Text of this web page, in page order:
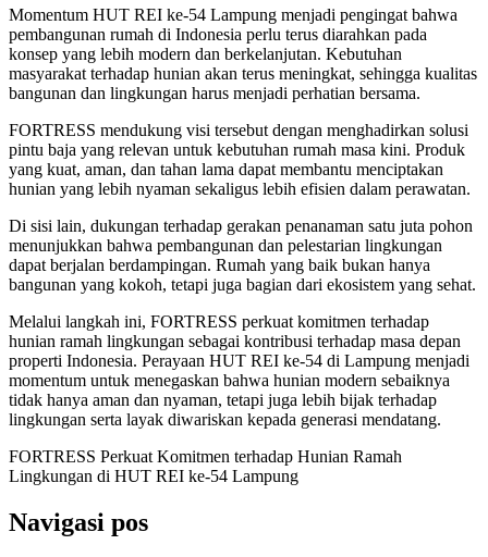
Momentum HUT REI ke-54 Lampung menjadi pengingat bahwa
pembangunan rumah di Indonesia perlu terus diarahkan pada
konsep yang lebih modern dan berkelanjutan. Kebutuhan
masyarakat terhadap hunian akan terus meningkat, sehingga kualitas
bangunan dan lingkungan harus menjadi perhatian bersama.
FORTRESS mendukung visi tersebut dengan menghadirkan solusi
pintu baja yang relevan untuk kebutuhan rumah masa kini. Produk
yang kuat, aman, dan tahan lama dapat membantu menciptakan
hunian yang lebih nyaman sekaligus lebih efisien dalam perawatan.
Di sisi lain, dukungan terhadap gerakan penanaman satu juta pohon
menunjukkan bahwa pembangunan dan pelestarian lingkungan
dapat berjalan berdampingan. Rumah yang baik bukan hanya
bangunan yang kokoh, tetapi juga bagian dari ekosistem yang sehat.
Melalui langkah ini, FORTRESS perkuat komitmen terhadap
hunian ramah lingkungan sebagai kontribusi terhadap masa depan
properti Indonesia. Perayaan HUT REI ke-54 di Lampung menjadi
momentum untuk menegaskan bahwa hunian modern sebaiknya
tidak hanya aman dan nyaman, tetapi juga lebih bijak terhadap
lingkungan serta layak diwariskan kepada generasi mendatang.
FORTRESS Perkuat Komitmen terhadap Hunian Ramah
Lingkungan di HUT REI ke-54 Lampung
Navigasi pos